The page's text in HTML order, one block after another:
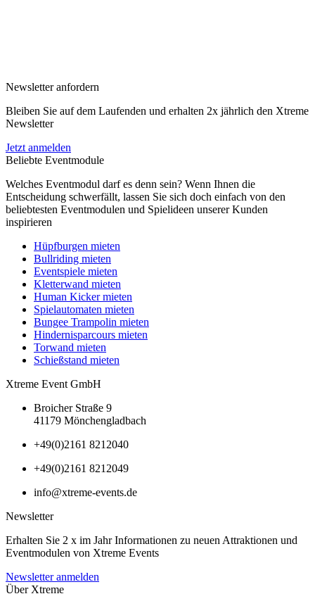
Newsletter anfordern
Bleiben Sie auf dem Laufenden und erhalten 2x jährlich den Xtreme
Newsletter
Jetzt anmelden
Beliebte Eventmodule
Welches Eventmodul darf es denn sein? Wenn Ihnen die
Entscheidung schwerfällt, lassen Sie sich doch einfach von den
beliebtesten Eventmodulen und Spielideen unserer Kunden
inspirieren
Hüpfburgen mieten
Bullriding mieten
Eventspiele mieten
Kletterwand mieten
Human Kicker mieten
Spielautomaten mieten
Bungee Trampolin mieten
Hindernisparcours mieten
Torwand mieten
Schießstand mieten
Xtreme Event GmbH
Broicher Straße 9
41179 Mönchengladbach
+49(0)2161 8212040
+49(0)2161 8212049
info@xtreme-events.de
Newsletter
Erhalten Sie 2 x im Jahr Informationen zu neuen Attraktionen und
Eventmodulen von Xtreme Events
Newsletter anmelden
Über Xtreme